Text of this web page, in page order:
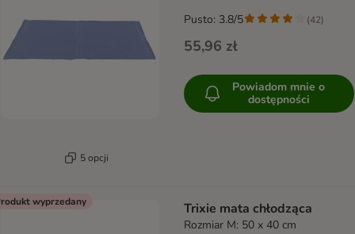
5 opcji
55,96 zł
Pusto: 3.8/5 (42)
Powiadom mnie o
dostępności
wyprzedany Trixie mata chłodząca
Rozmiar M: 50 x 40 cm